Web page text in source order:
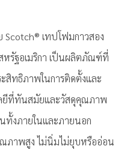
Scotch® เทปโฟมกาวสอง
หรัฐอเมริกา เป็นผลิตภัณฑ์ที่
สิทธิภาพในการติดตั้งและ
ยีที่ทันสมัยและวัสดุคุณภาพ
ทั้งภายในและภายนอก
ภาพสูง ไม่นิ่มไม่ยุบหรืออ่อน